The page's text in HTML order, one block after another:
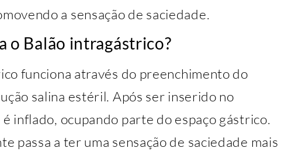
a sensação de saciedade.
o Balão intragástrico?
funciona através do preenchimento do
salina estéril. Após ser inserido no
inflado, ocupando parte do espaço gástrico.
passa a ter uma sensação de saciedade mais